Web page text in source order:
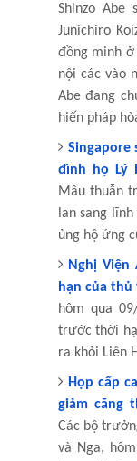
Shinzo
Junichiro
đồng minh
nội các vào
Abe đang
hiến pháp
Singapore
đình họ Lý
Mâu thuẫn
lan sang
ủng hộ ứng
Nghị
hạn của
hôm qua
trước thời
ra khỏi Liên
Họp cấp
giảm căng
Các bộ
và Nga,